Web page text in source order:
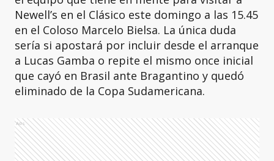
Newell’s en el Clásico este domingo a las 15.45
en el Coloso Marcelo Bielsa. La única duda
sería si apostará por incluir desde el arranque
a Lucas Gamba o repite el mismo once inicial
que cayó en Brasil ante Bragantino y quedó
eliminado de la Copa Sudamericana.
Ads